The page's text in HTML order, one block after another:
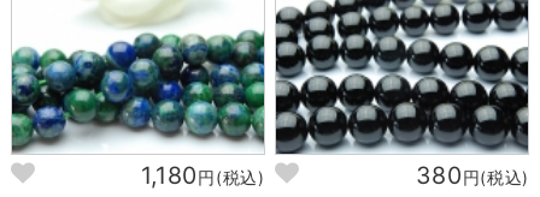
1,180円(税込) 380円(税込)